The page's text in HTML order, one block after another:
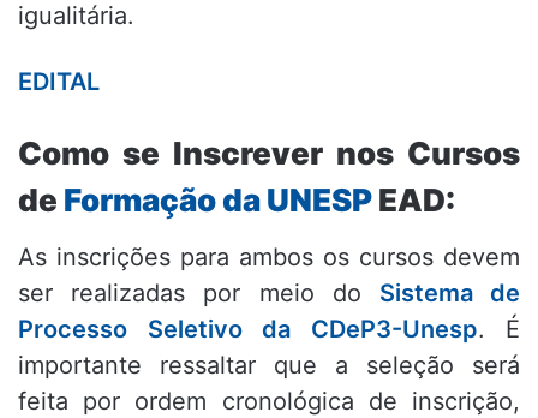
igualitária.
EDITAL
Como se Inscrever nos Cursos
de Formação da UNESPEAD:
As inscrições para ambos os cursos devem
ser realizadas por meio do Sistema de
Processo Seletivo da CDeP3-Unesp. É
importante ressaltar que a seleção será
feita por ordem cronológica de inscrição,